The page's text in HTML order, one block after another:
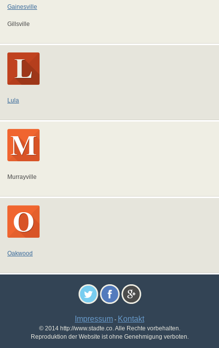
Gainesville
Gillsville
Lula
Murrayville
Oakwood
Impressum - Kontakt
© 2014 http://www.stadte.co. Alle Rechte vorbehalten.
Reproduktion der Website ist ohne Genehmigung verboten.